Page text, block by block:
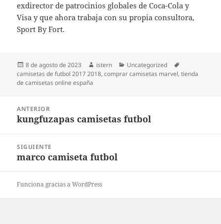
exdirector de patrocinios globales de Coca-Cola y
Visa y que ahora trabaja con su propia consultora,
Sport By Fort.
Publicado
el
8 de agosto de 2023 Autor
istern Categorías
Uncategorized
camisetas de futbol 2017 2018,comprar camisetas marvel,tienda
de camisetas online españa
entradas
ANTERIOR
Entrada
kungfuzapas camisetas futbol
SIGUIENTE
Entrada
marco camiseta futbol
Funciona gracias a WordPress